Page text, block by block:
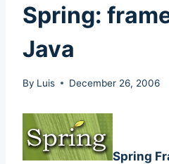
Spring:
Java
By Luis December 26, 2006
Spring